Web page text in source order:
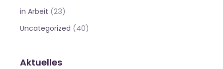
in Arbeit (23)
Uncategorized (40)
Aktuelles